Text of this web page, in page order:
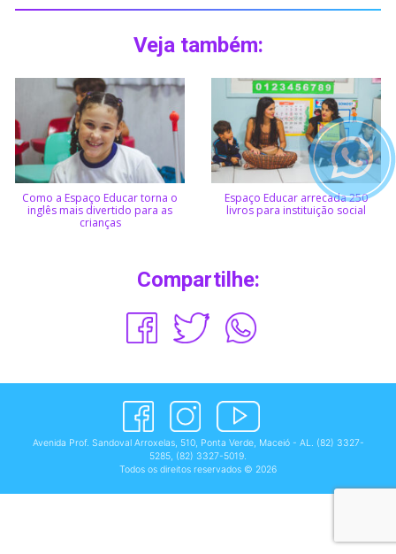
Veja também:
Como a Espaço Educar torna o
inglês mais divertido para as
crianças
Espaço Educar arrecada 250
livros para instituição social
Compartilhe:
Avenida Prof. Sandoval Arroxelas, 510, Ponta Verde, Maceió - AL. (82) 3327-
5285, (82) 3327-5019.
Todos os direitos reservados © 2026